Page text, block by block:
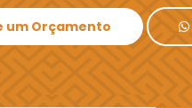
um Orçamento